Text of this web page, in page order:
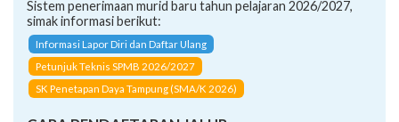
Sistem penerimaan murid baru tahun pelajaran 2026/2027,
simak informasi berikut:
Informasi Lapor Diri dan Daftar Ulang
Petunjuk Teknis SPMB 2026/2027
SK Penetapan Daya Tampung (SMA/K 2026)